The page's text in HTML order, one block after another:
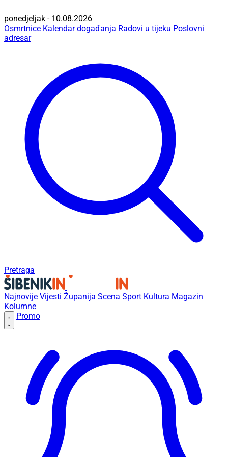
ponedjeljak - 10.08.2026
Osmrtnice Kalendar događanja Radovi u tijeku Poslovni
adresar
Pretraga
Najnovije Vijesti Županija Scena Sport Kultura Magazin
Kolumne
Promo